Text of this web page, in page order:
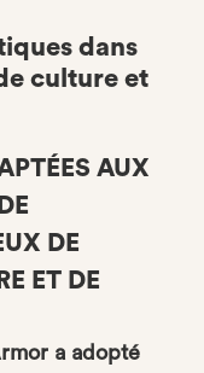
dans
culture et
AUX
DE
ET DE
a adopté